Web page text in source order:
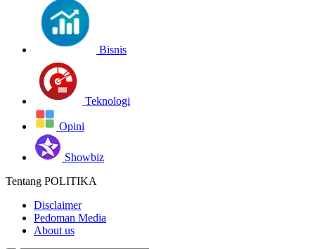
Bisnis
Teknologi
Opini
Showbiz
Tentang POLITIKA
Disclaimer
Pedoman Media
About us